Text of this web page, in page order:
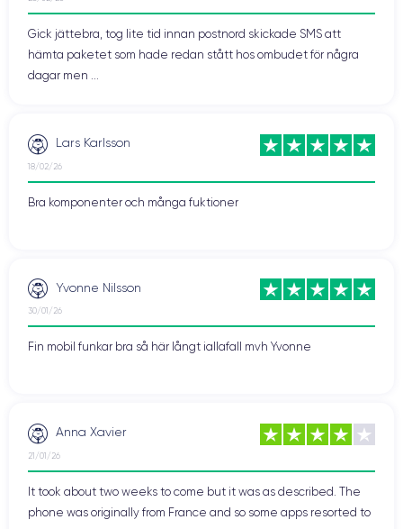
Gick jättebra, tog lite tid innan postnord skickade SMS att
hämta paketet som hade redan stått hos ombudet för några
dagar men ...
Lars Karlsson
18/02/26
Bra komponenter och många fuktioner
Yvonne Nilsson
30/01/26
Fin mobil funkar bra så här långt iallafall mvh Yvonne
Anna Xavier
21/01/26
It took about two weeks to come but it was as described. The
phone was originally from France and so some apps resorted to